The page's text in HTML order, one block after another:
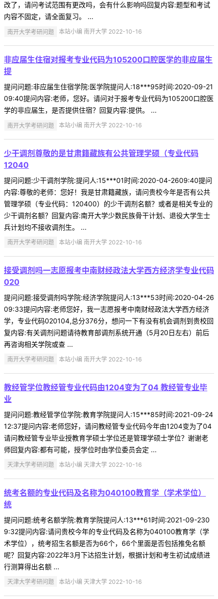
改了，请问考试范围有更改吗，会有什么影响吗回复内容:题型和考试
内容不固定，请全面复习。 ...
南开大学考研问题 本站小编 南开大学 2022-10-16
非应届生住宿对报考专业代码为105200口腔医学的非应届生
提
提问问题:非应届生住宿学院:医学院提问人:18***95时间:2020-09-21
09:40提问内容:老师，您好。请问对于报考专业代码为105200口腔医
学的非应届生，是否提供住宿？回复内容:提供。 ...
南开大学考研问题 本站小编 南开大学 2022-10-16
少干调剂尊敬的是甘肃籍藏族有公共管理学硕（专业代码
12040
提问问题:少干调剂学院:提问人:15***01时间:2020-04-2609:40提问
内容:尊敬的老师：您好！我是甘肃籍藏族，请问贵校今年是否有公共
管理学硕（专业代码：120400）的少干调剂名额？或者是相关专业的
少干调剂名额？回复内容:南开大学少数民族骨干计划、退役大学生士
兵计划均不接收调剂生。 ...
南开大学考研问题 本站小编 南开大学 2022-10-16
接受调剂吗一志愿报考中南财经政法大学西方经济学专业代码
020
提问问题:接受调剂吗学院:经济学院提问人:13***53时间:2020-04-26
09:33提问内容:老师您好，我一志愿报考中南财经政法大学西方经济
学，专业代码020104,总分376分，想问一下有没有机会调剂到贵校回
复内容:有关调剂问题请待教育部调剂系统开通（5月20日左右）前后
再咨询相关学院或查 ...
南开大学考研问题 本站小编 南开大学 2022-10-16
教经管学位教经管专业代码由1204变为了04 教经管专业毕
业
提问问题:教经管学位学院:教育学院提问人:15***85时间:2021-09-24
12:37提问内容:老师您好，请问教经管专业代码今年由1204变为了04
请问教经管专业毕业授教育学硕士学位还是管理学硕士学位？谢谢老
师回复内容:都有可能，授学位时由学位委员会定 ...
天津大学考研问题 本站小编 天津大学 2022-10-16
统考名额的专业代码及名称为040100教育学（学术学位）
统
提问问题:统考名额学院:教育学院提问人:13***61时间:2021-09-230
9:32提问内容:请问贵校今年的专业代码及名称为040100教育学（学
术学位），统考招生名额是否为66个，66个里面是否包括推免名额
呢？回复内容:2022年3月下达招生计划，根据计划和考生初试成绩进
行测算得出名额 ...
天津大学考研问题 本站小编 天津大学 2022-10-16